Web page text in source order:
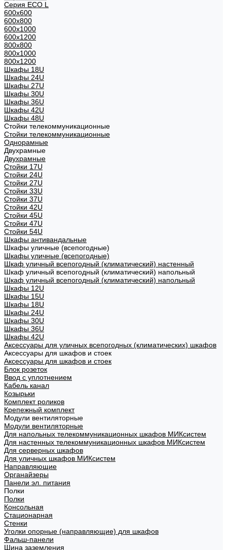
Серия ECO L
600x600
600x800
600х1000
600х1200
800x800
800х1000
800х1200
Шкафы 18U
Шкафы 24U
Шкафы 27U
Шкафы 30U
Шкафы 36U
Шкафы 42U
Шкафы 48U
Стойки телекоммуникационные
Стойки телекоммуникационные
Однорамные
Двухрамные
Двухрамные
Стойки 17U
Стойки 24U
Стойки 27U
Стойки 33U
Стойки 37U
Стойки 42U
Стойки 45U
Стойки 47U
Стойки 54U
Шкафы антивандальные
Шкафы уличные (всепогодные)
Шкафы уличные (всепогодные)
Шкаф уличный всепогодный (климатический) настенный
Шкаф уличный всепогодный (климатический) напольный
Шкаф уличный всепогодный (климатический) напольный
Шкафы 12U
Шкафы 15U
Шкафы 18U
Шкафы 24U
Шкафы 30U
Шкафы 36U
Шкафы 42U
Аксессуары для уличных всепогодных (климатических) шкафов
Аксессуары для шкафов и стоек
Аксессуары для шкафов и стоек
Блок розеток
Ввод с уплотнением
Кабель канал
Козырьки
Комплект роликов
Крепежный комплект
Модули вентиляторные
Модули вентиляторные
Для напольных телекоммуникационных шкафов МИКсистем
Для настенных телекоммуникационных шкафов МИКсистем
Для серверных шкафов
Для уличных шкафов МИКсистем
Направляющие
Органайзеры
Панели эл. питания
Полки
Полки
Консольная
Стационарная
Стенки
Уголки опорные (направляющие) для шкафов
Фальш-панели
Шина заземления